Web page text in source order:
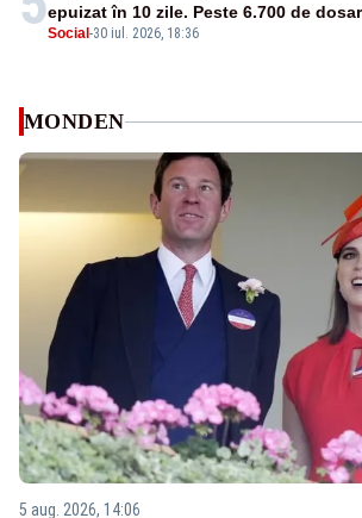
Social -30 iul. 2026, 18:36
epuizat în 10 zile. Peste 6.700 de
MONDEN
5 aug. 2026, 14:06